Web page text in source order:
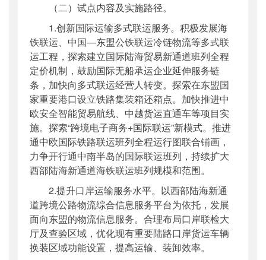
（二）试点内容及实施路径。
1.创新国际运输多式联运服务。积极发展海
铁联运、中国—东盟公铁联运冷链物流等多式联
运工程，探索建立国际陆海贸易新通道班列全程
定价机制，鼓励国际无船承运企业延伸服务链
条，加快向多式联运经营人转变。探索在东盟国
家重要港口设立铁路集装箱还箱点。加快推进中
欧安全智能贸易航线、中越货运直通车等项目实
施。探索“跨境电子商务+国际联运”新模式。推进
通中欧国际铁路联运班列全程运行图联合铺画，
力争开行通中南半岛的国际联运班列，持续扩大
西部陆海新通道海铁联运班列规模和范围。
2.提升口岸运输服务水平。以西部陆海新通
道跨境公路物流综合信息服务平台为依托，发展
面向东盟的物流信息服务。合理布局口岸联检大
厅及查验区域，优化现有重要陆路口岸货运车辆
换装区域功能设置，提高运输、装卸效率。